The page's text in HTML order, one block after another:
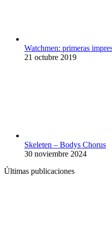
Watchmen: primeras
21 octubre 2019
Skeleten – Bodys Chorus
30 noviembre 2024
Últimas publicaciones